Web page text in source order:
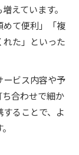
えています。
て便利」「複
た」といった
ービス内容や予
合わせで細か
ることで、よ